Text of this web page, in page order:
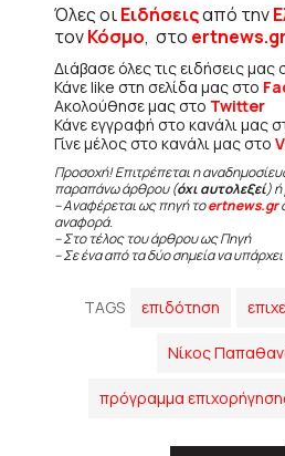
Όλες οιΕιδήσειςαπό την
τονΚόσμο, στο ertnews.gr
Διάβασε όλες τις ειδήσεις μας
Κάνε like στη σελίδα μας στο
Ακολούθησε μας στο Twitter
Κάνε εγγραφή στο κανάλι μας
Γίνε μέλος στο κανάλι μας στο
Προσοχή! Επιτρέπεται η
παραπάνω άρθρου (όχι αυτολεξεί) ή
– Αναφέρεται ως πηγή τοertnews.gr
αναφορά.
– Στο τέλος του άρθρου ως Πηγή
– Σε ένα από τα δύο σημεία να
TAGS επιδότηση
Νίκος
πρόγραμμα